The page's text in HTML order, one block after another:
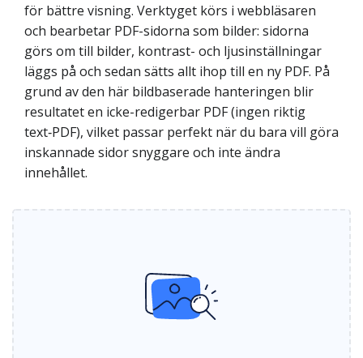
för bättre visning. Verktyget körs i webbläsaren
och bearbetar PDF-sidorna som bilder: sidorna
görs om till bilder, kontrast- och ljusinställningar
läggs på och sedan sätts allt ihop till en ny PDF. På
grund av den här bildbaserade hanteringen blir
resultatet en icke-redigerbar PDF (ingen riktig
text‑PDF), vilket passar perfekt när du bara vill göra
inskannade sidor snyggare och inte ändra
innehållet.